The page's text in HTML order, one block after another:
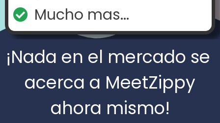
Mucho mas...
¡Nada en el mercado se
acerca a MeetZippy
ahora mismo!